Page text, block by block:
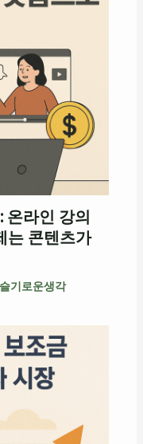
라인 강의
는 콘텐츠가
슬기로운생각